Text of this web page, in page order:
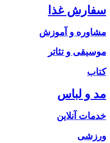
سفارش غذا
مشاوره و آموزش
موسیقی و تئاتر
کتاب
مد و لباس
خدمات آنلاین
ورزشی